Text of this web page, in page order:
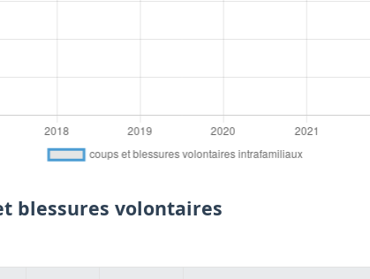
blessures volontaires